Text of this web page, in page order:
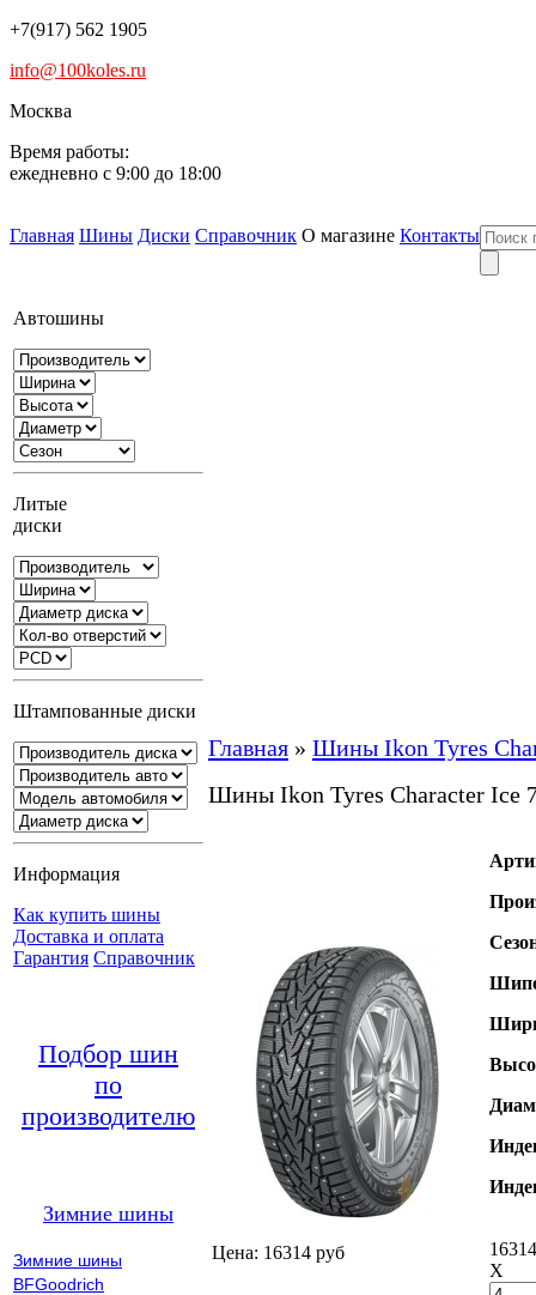
+7(917) 562 1905
info@100koles.ru
Москва
Время работы:
ежедневно с 9:00 до 18:00
Главная Шины Диски Справочник О магазине Контакты
Автошины
Литые
диски
Штампованные диски
Информация
Как купить шины
Доставка и оплата
Гарантия Справочник
Подбор шин
по
производителю
Зимние шины
Зимние шины
BFGoodrich
Главная » Шины Ikon Tyres
Шины Ikon Tyres Character Ice
Цена: 16314 руб
X